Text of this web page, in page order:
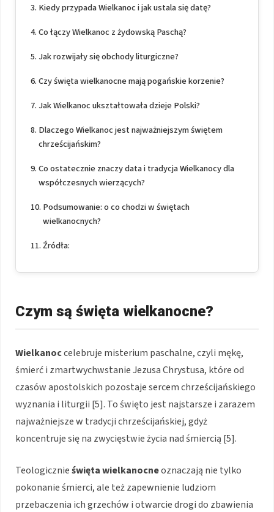
Kiedy przypada Wielkanoc i jak ustala się datę?
Co łączy Wielkanoc z żydowską Paschą?
Jak rozwijały się obchody liturgiczne?
Czy święta wielkanocne mają pogańskie korzenie?
Jak Wielkanoc ukształtowała dzieje Polski?
Dlaczego Wielkanoc jest najważniejszym świętem
chrześcijańskim?
Co ostatecznie znaczy data i tradycja Wielkanocy dla
współczesnych wierzących?
Podsumowanie: o co chodzi w świętach
wielkanocnych?
Źródła:
Czym są święta wielkanocne?
Wielkanoccelebruje misterium paschalne, czyli mękę,
śmierć i zmartwychwstanie Jezusa Chrystusa, które od
czasów apostolskich pozostaje sercem chrześcijańskiego
wyznania i liturgii [5]. To święto jest najstarsze i zarazem
najważniejsze w tradycji chrześcijańskiej, gdyż
koncentruje się na zwycięstwie życia nad śmiercią [5].
Teologicznieświęta wielkanocneoznaczają nie tylko
pokonanie śmierci, ale też zapewnienie ludziom
przebaczenia ich grzechów i otwarcie drogi do zbawienia